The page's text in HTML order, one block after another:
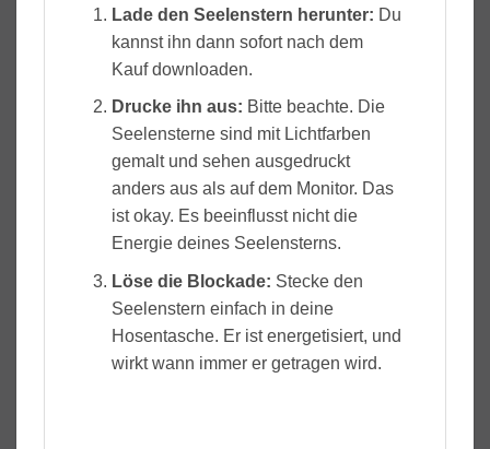
Lade den Seelenstern herunter: Du
kannst ihn dann sofort nach dem
Kauf downloaden.
Drucke ihn aus: Bitte beachte. Die
Seelensterne sind mit Lichtfarben
gemalt und sehen ausgedruckt
anders aus als auf dem Monitor. Das
ist okay. Es beeinflusst nicht die
Energie deines Seelensterns.
Löse die Blockade: Stecke den
Seelenstern einfach in deine
Hosentasche. Er ist energetisiert, und
wirkt wann immer er getragen wird.